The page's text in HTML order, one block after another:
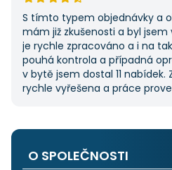
S tímto typem objednávky a
mám již zkušenosti a byl jsem
je rychle zpracováno a i na
pouhá kontrola a případná
v bytě jsem dostal 11 nabídek.
rychle vyřešena a práce
po všech stránkách plně
O SPOLEČNOSTI